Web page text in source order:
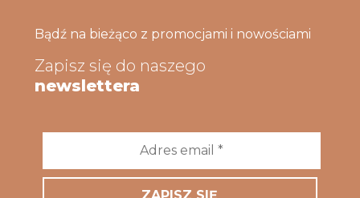
Bądź na bieżąco z promocjami i nowościami
Zapisz się do naszego
newslettera
*